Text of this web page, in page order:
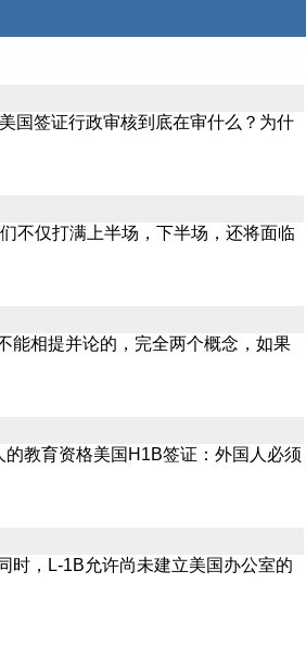
国签证行政审核到底在审什么？为什
不仅打满上半场，下半场，还将面临
能相提并论的，完全两个概念，如果
教育资格美国H1B签证：外国人必须
，L-1B允许尚未建立美国办公室的